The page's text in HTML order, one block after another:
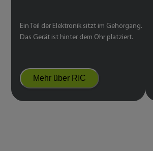
Ein Teil der Elektronik sitzt im Gehörgang.
Das Gerät ist hinter dem Ohr platziert.
Mehr über RIC